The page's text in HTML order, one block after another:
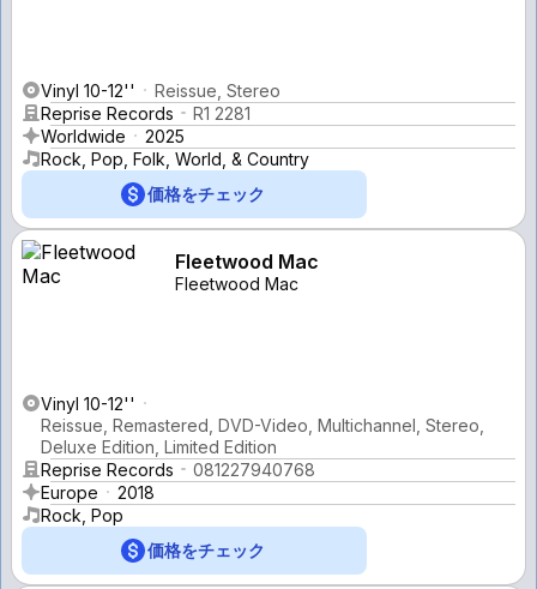
Vinyl 10-12''
Reissue, Stereo
Reprise Records
R1 2281
Worldwide
2025
Rock, Pop, Folk, World, & Country
価格をチェック
Fleetwood Mac
Fleetwood Mac
Vinyl 10-12''
Reissue, Remastered, DVD-Video, Multichannel, Stereo,
Deluxe Edition, Limited Edition
Reprise Records
081227940768
Europe
2018
Rock, Pop
価格をチェック